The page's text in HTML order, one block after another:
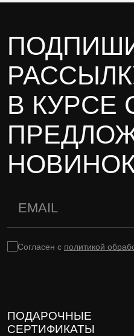
В КУРСЕ
Согласен с политикой
ПОДАРОЧНЫЕ
СЕРТИФИКАТЫ